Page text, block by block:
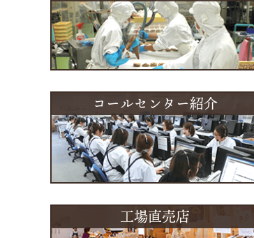
コールセンター紹介
工場直売店